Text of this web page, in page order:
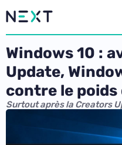
Windows 10 :
Update,
contre le poids
Surtout après la Creators